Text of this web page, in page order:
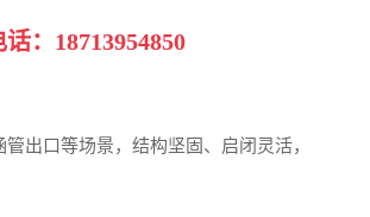
： 18713954850
出口等场景，结构坚固、启闭灵活，